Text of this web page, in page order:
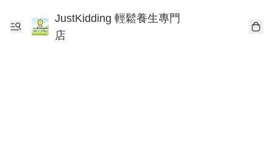
JustKidding 輕鬆養生專門
店